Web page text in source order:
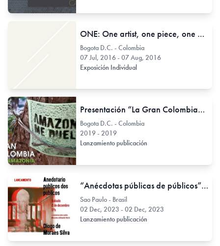
ONE: One artist, one piece, one month // Jesús Cataño
Bogota D.C. - Colombia
07 Jul, 2016 - 07 Aug, 2016
Exposición Individual
Presentación “La Gran Colombia” suplemento Amazonía
Bogota D.C. - Colombia
2019 - 2019
Lanzamiento publicación
“Anécdotas públicas de públicos” De Diogo de Moraes Silva
Sao Paulo - Brasil
02 Dec, 2023 - 02 Dec, 2023
Lanzamiento publicación